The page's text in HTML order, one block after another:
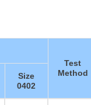
Test
Method
Size
0402